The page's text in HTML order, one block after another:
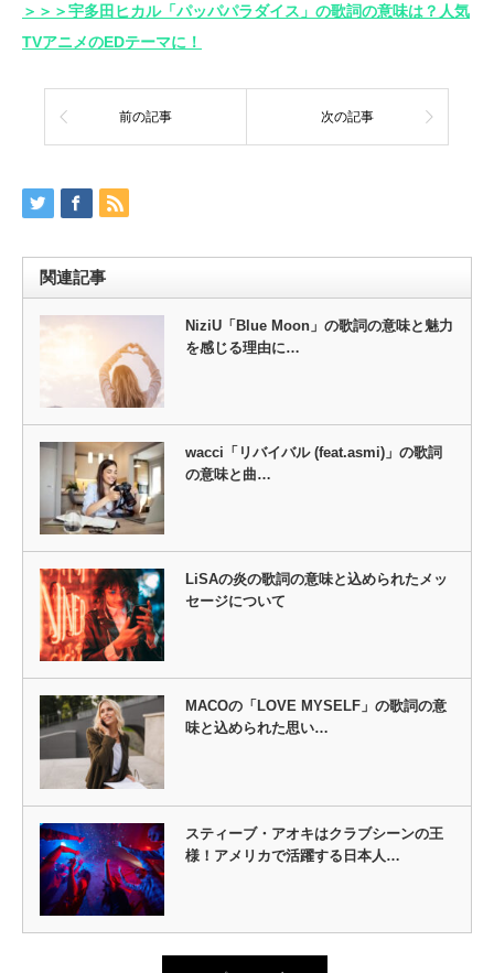
＞＞＞宇多田ヒカル「パッパパラダイス」の歌詞の意味は？人気
TVアニメのEDテーマに！
前の記事 次の記事
関連記事
NiziU「Blue Moon」の歌詞の意味と魅力
を感じる理由に…
wacci「リバイバル (feat.asmi)」の歌詞
の意味と曲…
LiSAの炎の歌詞の意味と込められたメッ
セージについて
MACOの「LOVE MYSELF」の歌詞の意
味と込められた思い…
スティーブ・アオキはクラブシーンの王
様！アメリカで活躍する日本人…